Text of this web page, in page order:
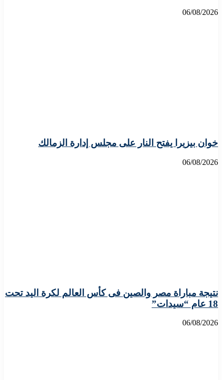
06/08/2026
خوان بيزيرا يفتح النار على مجلس إدارة الزمالك
06/08/2026
نتيجة مباراة مصر والصين فى كأس العالم لكرة اليد تحت
18 عام “سيدات”
06/08/2026